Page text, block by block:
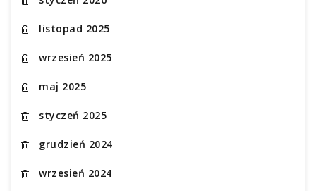
listopad 2025
wrzesień 2025
maj 2025
styczeń 2025
grudzień 2024
wrzesień 2024